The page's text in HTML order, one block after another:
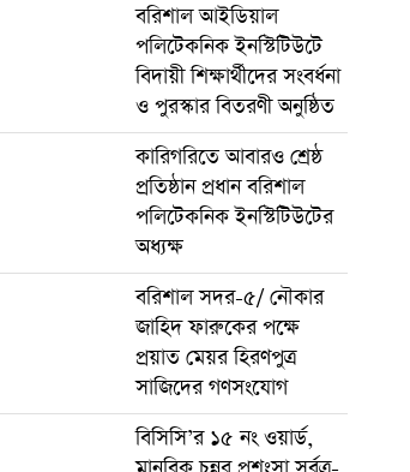
বরিশাল আইডিয়াল
পলিটেকনিক ইনস্টিটিউটে
বিদায়ী শিক্ষার্থীদের সংবর্ধনা
ও পুরস্কার বিতরণী অনুষ্ঠিত
কারিগরিতে আবারও শ্রেষ্ঠ
প্রতিষ্ঠান প্রধান বরিশাল
পলিটেকনিক ইনস্টিটিউটের
অধ্যক্ষ
বরিশাল সদর-৫/ নৌকার
জাহিদ ফারুকের পক্ষে
প্র‍য়াত মেয়র হিরণপুত্র
সাজিদের গণসংযোগ
বিসিসি’র ১৫ নং ওয়ার্ড,